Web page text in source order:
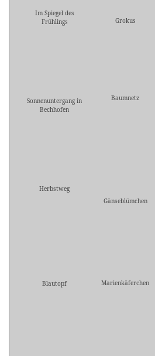
Im Spiegel des
Frühlings
Grokus
Sonnenuntergang in
Bechhofen
Baumnetz
Herbstweg
Gänseblümchen
Blautopf
Marienkäferchen